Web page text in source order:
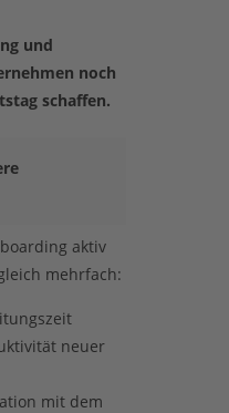
und
noch
schaffen.
aktiv
mehrfach:
neuer
mit dem